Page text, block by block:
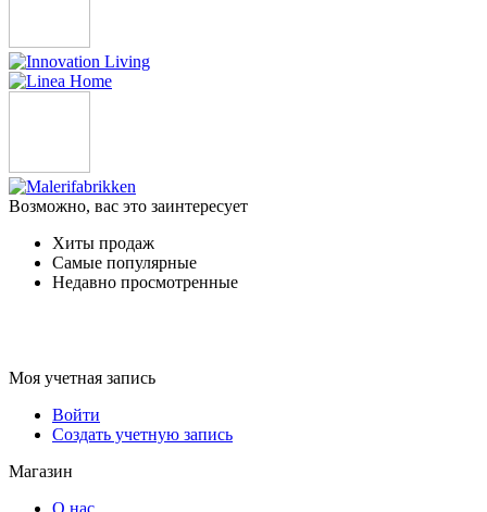
Возможно, вас это заинтересует
Хиты продаж
Самые популярные
Недавно просмотренные
Моя учетная запись
Войти
Создать учетную запись
Магазин